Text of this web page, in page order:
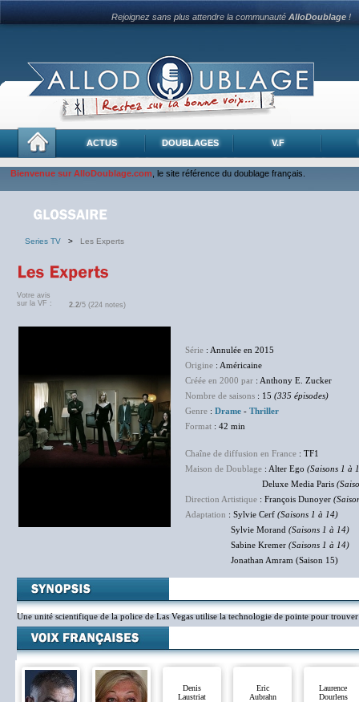
Rejoignez sans plus attendre la communautéAlloDoublage !
ACTUS DOUBLAGES V.F
Bienvenue sur AlloDoublage.com , le site référence du doublage français.
Series TV > Les Experts
Votre avis
sur la VF :
2.2/5 (224 notes)
Série : Annulée en 2015
Origine : Américaine
Créée en 2000 par : Anthony E. Zucker
Nombre de saisons : 15 (335 épisodes)
Genre : Drame - Thriller
Format : 42 min
Chaîne de diffusion en France : TF1
Maison de Doublage : Alter Ego (Saisons 1 à
Deluxe Media Paris
Direction Artistique : François Dunoyer
Adaptation : Sylvie Cerf (Saisons 1 à 14)
Sylvie Morand (Saisons 1 à 14)
Sabine Kremer (Saisons 1 à 14)
Jonathan Amram (Saison 15)
Une unité scientifique de la police de Las Vegas utilise la technologie de pointe pour
Denis
Laustriat
Eric
Aubrahn
Laurence
Dourlens